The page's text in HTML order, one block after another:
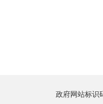
政府网站标识